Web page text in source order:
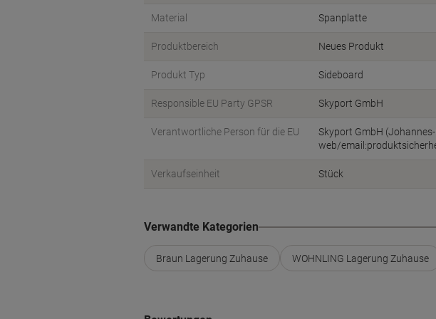
Material Spanplatte
Produktbereich Neues Produkt
Produkt Typ Sideboard
Responsible EU Party GPSR Skyport GmbH
Verantwortliche Person für die EU
Skyport GmbH
web/
Verkaufseinheit Stück
Verwandte Kategorien
Braun Lagerung Zuhause WOHNLING Lagerung Zuhause